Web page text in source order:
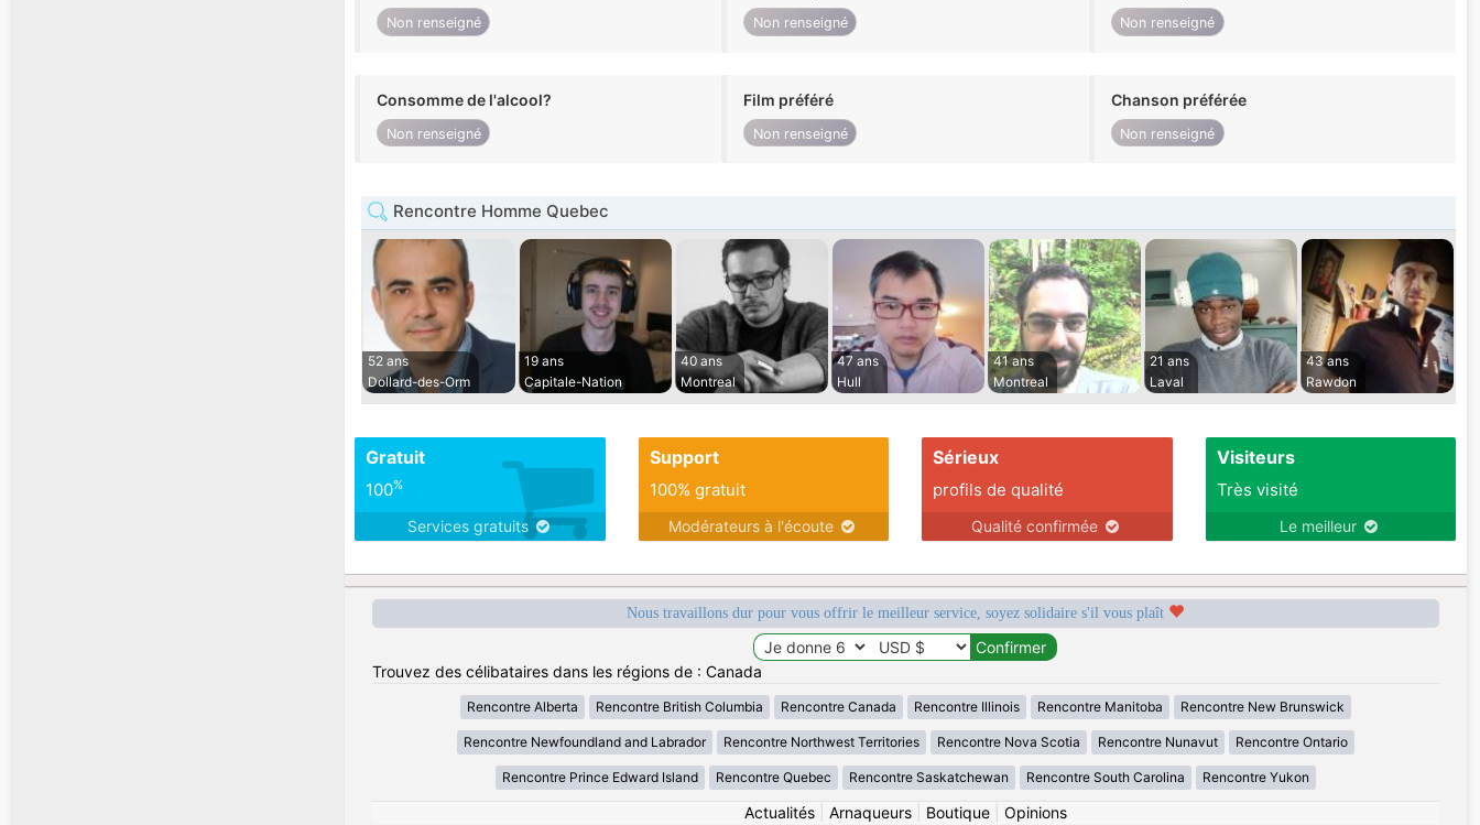
Non renseigné Non renseigné Non renseigné
Consomme de l'alcool?
Non renseigné
Film préféré
Non renseigné
Chanson préférée
Non renseigné
Rencontre Homme Quebec
52 ans
Dollard-des-Orm
19 ans
Capitale-Nation
40 ans
Montreal
47 ans
Hull
41 ans
Montreal
21 ans
Laval
43 ans
Rawdon
Gratuit
100%
Services gratuits
Support
100% gratuit
Modérateurs à l'écoute
Sérieux
profils de qualité
Qualité confirmée
Visiteurs
Très visité
Le meilleur
Nous travaillons dur pour vous offrir le meilleur service, soyez solidaire s'il vous plaît
Trouvez des célibataires dans les régions de : Canada
Rencontre Alberta Rencontre British Columbia Rencontre Canada Rencontre Illinois Rencontre Manitoba Rencontre New Brunswick
Rencontre Newfoundland and Labrador Rencontre Northwest Territories Rencontre Nova Scotia Rencontre Nunavut Rencontre Ontario
Rencontre Prince Edward Island Rencontre Quebec Rencontre Saskatchewan Rencontre South Carolina Rencontre Yukon
Actualités| Arnaqueurs| Boutique| Opinions